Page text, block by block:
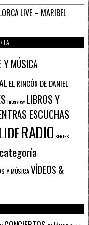
LIVE – MARIBEL
Y MÚSICA
EL RINCÓN DE DANIEL
Interview LIBROS Y
ESCUCHAS
RADIO SERIES
Y MÚSICAVÍDEOS &